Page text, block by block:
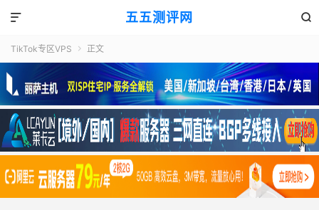
五五测评网 

TikTok专区VPS  正文